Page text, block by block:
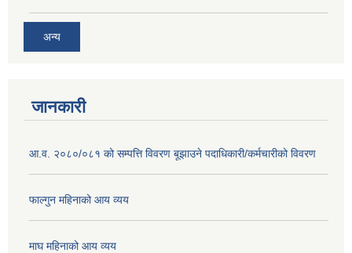
अन्य
जानकारी
आ.व. २०८०/०८१ को सम्पत्ति विवरण बूझाउने पदाधिकारी/कर्मचारीको विवरण
फाल्गुन महिनाको आय व्यय
माघ महिनाको आय व्यय